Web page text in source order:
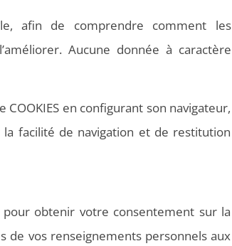
afin de comprendre comment les
Aucune donnée à caractère
COOKIES en configurant son navigateur,
facilité de navigation et de restitution
pour obtenir votre consentement sur la
de vos renseignements personnels aux